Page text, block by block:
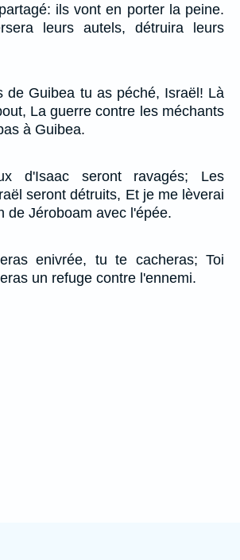
ils vont en porter la peine.
leurs autels, détruira leurs
de Guibea tu as péché, Israël! Là
La guerre contre les méchants
à Guibea.
d'Isaac seront ravagés; Les
seront détruits, Et je me lèverai
de Jéroboam avec l'épée.
enivrée, tu te cacheras; Toi
un refuge contre l'ennemi.